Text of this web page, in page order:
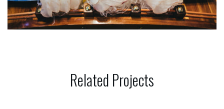
Related Projects